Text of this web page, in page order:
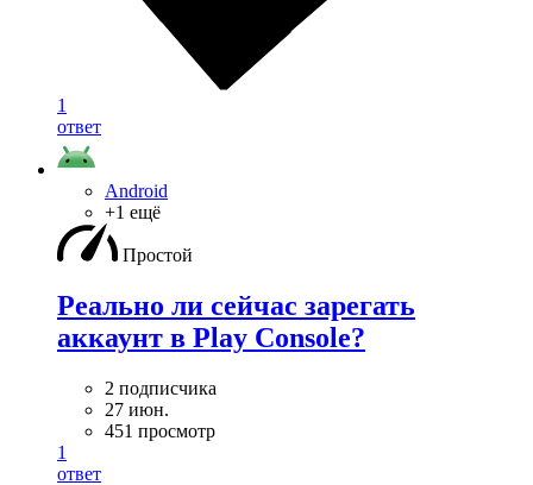
1
ответ
Android
+1 ещё
Простой
Реально ли сейчас зарегать
аккаунт в Play Console?
2 подписчика
27 июн.
451 просмотр
1
ответ